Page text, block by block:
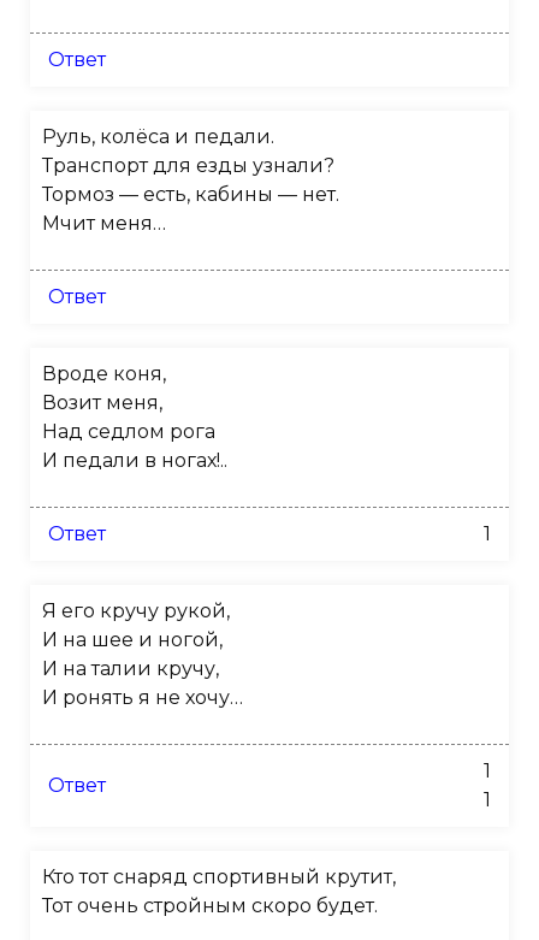
Ответ
Руль, колёса и педали.
Транспорт для езды узнали?
Тормоз — есть, кабины — нет.
Мчит меня…
Ответ
Вроде коня,
Возит меня,
Над седлом рога
И педали в ногах!..
Ответ 1
Я его кручу рукой,
И на шее и ногой,
И на талии кручу,
И ронять я не хочу…
Ответ
1
1
Кто тот снаряд спортивный крутит,
Тот очень стройным скоро будет.